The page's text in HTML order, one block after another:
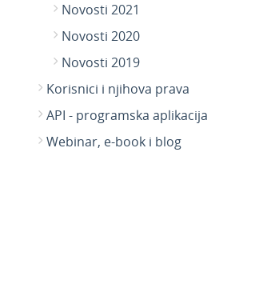
Novosti 2021
Novosti 2020
Novosti 2019
Korisnici i njihova prava
API - programska aplikacija
Webinar, e-book i blog